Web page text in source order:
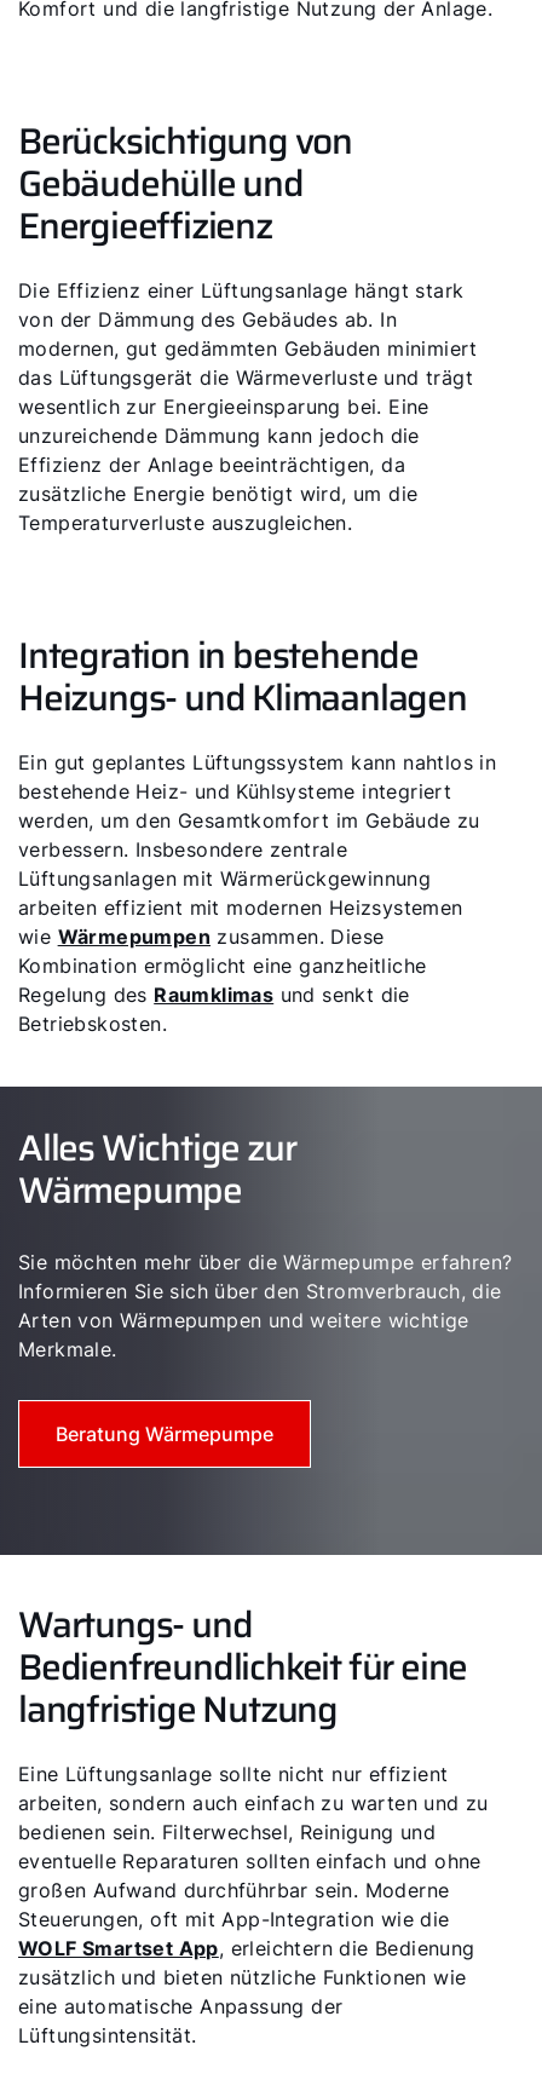
Komfort und die langfristige Nutzung der Anlage.
Berücksichtigung von
Gebäudehülle und
Energieeffizienz
Die Effizienz einer Lüftungsanlage hängt stark
von der Dämmung des Gebäudes ab. In
modernen, gut gedämmten Gebäuden minimiert
das Lüftungsgerät die Wärmeverluste und trägt
wesentlich zur Energieeinsparung bei. Eine
unzureichende Dämmung kann jedoch die
Effizienz der Anlage beeinträchtigen, da
zusätzliche Energie benötigt wird, um die
Temperaturverluste auszugleichen.
Integration in bestehende
Heizungs- und Klimaanlagen
Ein gut geplantes Lüftungssystem kann nahtlos in
bestehende Heiz- und Kühlsysteme integriert
werden, um den Gesamtkomfort im Gebäude zu
verbessern. Insbesondere zentrale
Lüftungsanlagen mit Wärmerückgewinnung
arbeiten effizient mit modernen Heizsystemen
wie Wärmepumpen zusammen. Diese
Kombination ermöglicht eine ganzheitliche
Regelung des Raumklimas und senkt die
Betriebskosten.
Alles Wichtige zur
Wärmepumpe
Sie möchten mehr über die Wärmepumpe erfahren?
Informieren Sie sich über den Stromverbrauch, die
Arten von Wärmepumpen und weitere wichtige
Merkmale.
Beratung Wärmepumpe
Wartungs- und
Bedienfreundlichkeit für eine
langfristige Nutzung
Eine Lüftungsanlage sollte nicht nur effizient
arbeiten, sondern auch einfach zu warten und zu
bedienen sein. Filterwechsel, Reinigung und
eventuelle Reparaturen sollten einfach und ohne
großen Aufwand durchführbar sein. Moderne
Steuerungen, oft mit App-Integration wie die
WOLF Smartset App, erleichtern die Bedienung
zusätzlich und bieten nützliche Funktionen wie
eine automatische Anpassung der
Lüftungsintensität.